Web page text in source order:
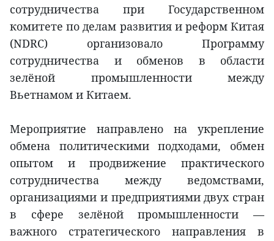
сотрудничества при Государственном
комитете по делам развития и реформ Китая
(NDRC) организовало Программу
сотрудничества и обменов в области
зелёной промышленности между
Вьетнамом и Китаем.
Мероприятие направлено на укрепление
обмена политическими подходами, обмен
опытом и продвижение практического
сотрудничества между ведомствами,
организациями и предприятиями двух стран
в сфере зелёной промышленности —
важного стратегического направления в